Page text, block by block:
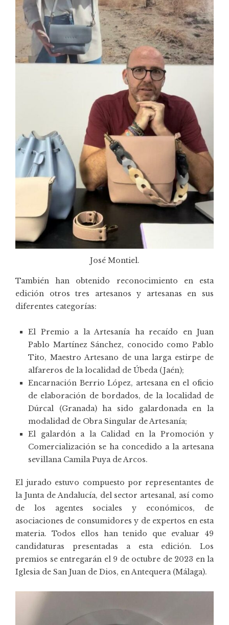
José Montiel.
También han obtenido reconocimiento en esta
edición otros tres artesanos y artesanas en sus
diferentes categorías:
El Premio a la Artesanía ha recaído en Juan
Pablo Martínez Sánchez, conocido como Pablo
Tito, Maestro Artesano de una larga estirpe de
alfareros de la localidad de Úbeda (Jaén);
Encarnación Berrio López, artesana en el oficio
de elaboración de bordados, de la localidad de
Dúrcal (Granada) ha sido galardonada en la
modalidad de Obra Singular de Artesanía;
El galardón a la Calidad en la Promoción y
Comercialización se ha concedido a la artesana
sevillana Camila Puya de Arcos.
El jurado estuvo compuesto por representantes de
la Junta de Andalucía, del sector artesanal, así como
de los agentes sociales y económicos, de
asociaciones de consumidores y de expertos en esta
materia. Todos ellos han tenido que evaluar 49
candidaturas presentadas a esta edición. Los
premios se entregarán el 9 de octubre de 2023 en la
Iglesia de San Juan de Dios, en Antequera (Málaga).